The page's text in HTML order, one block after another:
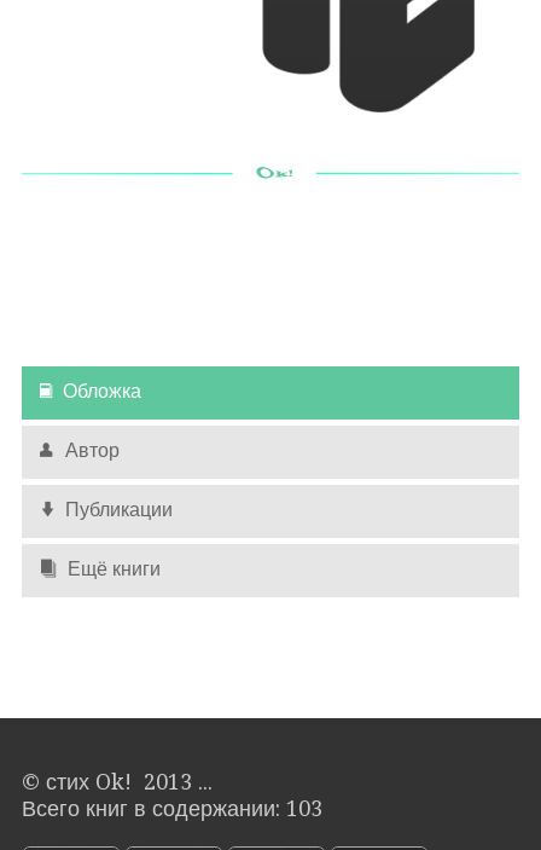
Обложка
Автор
Публикации
Ещё книги
© стих Ok! 2013 ...
Всего книг в содержании: 103